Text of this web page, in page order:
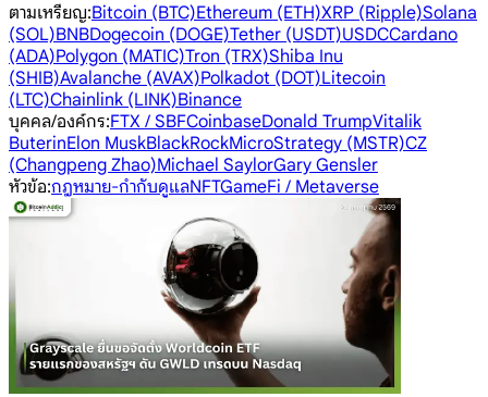
ตามเหรียญ:Bitcoin (BTC)Ethereum (ETH)XRP (Ripple)Solana
(SOL)BNBDogecoin (DOGE)Tether (USDT)USDCCardano
(ADA)Polygon (MATIC)Tron (TRX)Shiba Inu
(SHIB)Avalanche (AVAX)Polkadot (DOT)Litecoin
(LTC)Chainlink (LINK)Binance
บุคคล/องค์กร:FTX / SBFCoinbaseDonald TrumpVitalik
ButerinElon MuskBlackRockMicroStrategy (MSTR)CZ
(Changpeng Zhao)Michael SaylorGary Gensler
หัวข้อ:กฎหมาย-กำกับดูแลNFTGameFi / Metaverse